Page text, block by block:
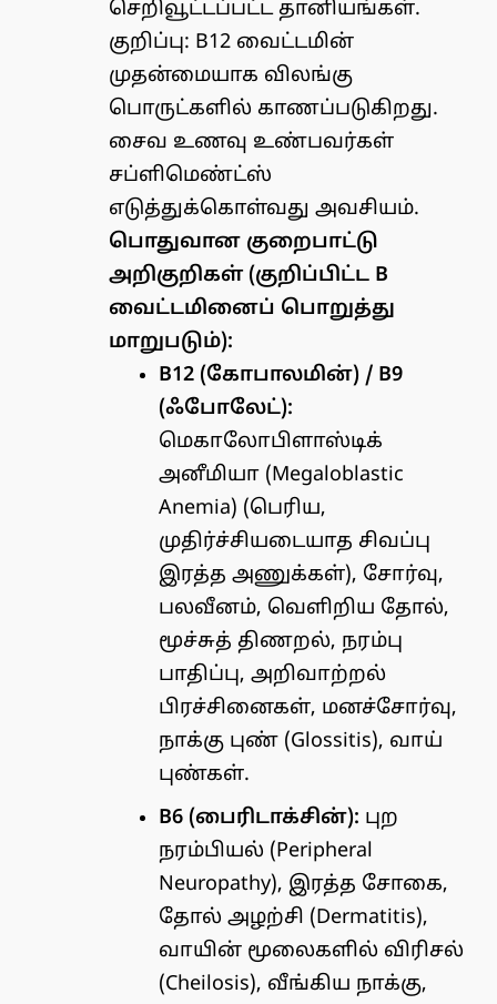
செறிவூட்டப்பட்ட தானியங்கள்.
குறிப்பு: B12 வைட்டமின்
முதன்மையாக விலங்கு
பொருட்களில் காணப்படுகிறது.
சைவ உணவு உண்பவர்கள்
சப்ளிமெண்ட்ஸ்
எடுத்துக்கொள்வது அவசியம்.
பொதுவான குறைபாட்டு
அறிகுறிகள் (குறிப்பிட்ட B
வைட்டமினைப் பொறுத்து
மாறுபடும்):
B12 (கோபாலமின்) / B9
(ஃபோலேட்):
மெகாலோபிளாஸ்டிக்
அனீமியா (Megaloblastic
Anemia) (பெரிய,
முதிர்ச்சியடையாத சிவப்பு
இரத்த அணுக்கள்), சோர்வு,
பலவீனம், வெளிறிய தோல்,
மூச்சுத் திணறல், நரம்பு
பாதிப்பு, அறிவாற்றல்
பிரச்சினைகள், மனச்சோர்வு,
நாக்கு புண் (Glossitis), வாய்
புண்கள்.
B6 (பைரிடாக்சின்): புற
நரம்பியல் (Peripheral
Neuropathy), இரத்த சோகை,
தோல் அழற்சி (Dermatitis),
வாயின் மூலைகளில் விரிசல்
(Cheilosis), வீங்கிய நாக்கு,